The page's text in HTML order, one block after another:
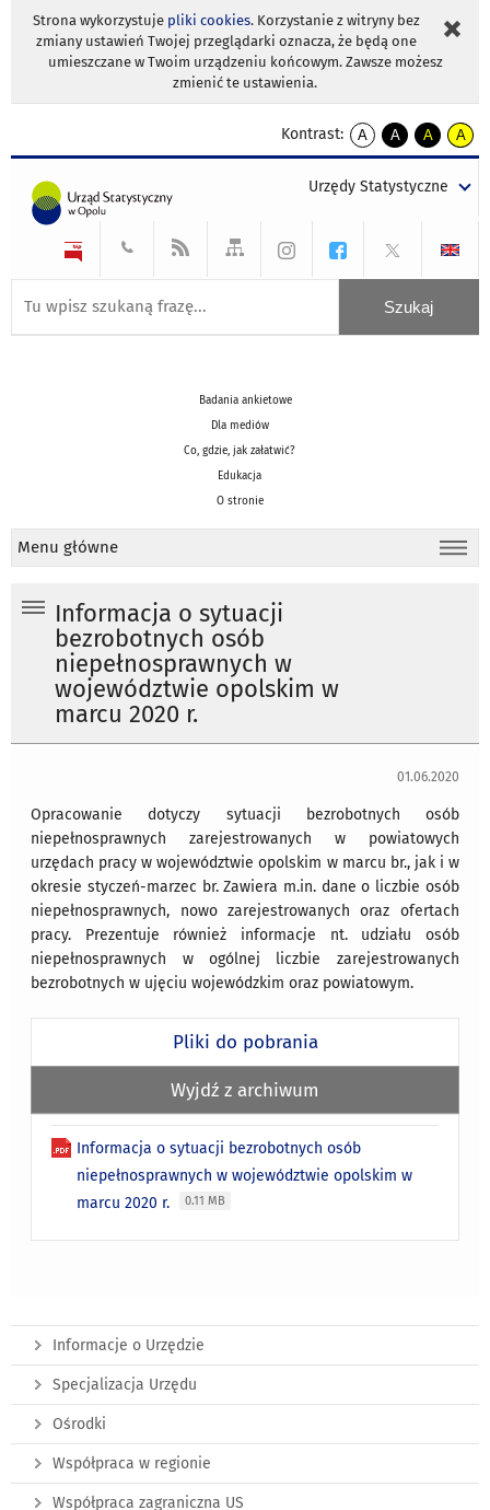
Strona wykorzystuje pliki cookies. Korzystanie z witryny bez
zmiany ustawień Twojej przeglądarki oznacza, że będą one
umieszczane w Twoim urządzeniu końcowym. Zawsze możesz
zmienić te ustawienia.
Kontrast:
A
kontrast
A
kontrast
tekst
czarnym
A
kontrast
tekst
czarnym
A
tekst
żółtym
Urzędy Statystyczne
Badania ankietowe
Dla mediów
Co, gdzie, jak załatwić?
Edukacja
O stronie
Menu główne
Informacja o sytuacji
bezrobotnych osób
niepełnosprawnych w
województwie opolskim w
marcu 2020 r.
01.06.2020
Opracowanie dotyczy sytuacji bezrobotnych osób
niepełnosprawnych zarejestrowanych w powiatowych
urzędach pracy w województwie opolskim w marcu br., jak i w
okresie styczeń-marzec br. Zawiera m.in. dane o liczbie osób
niepełnosprawnych, nowo zarejestrowanych oraz ofertach
pracy. Prezentuje również informacje nt. udziału osób
niepełnosprawnych w ogólnej liczbie zarejestrowanych
bezrobotnych w ujęciu wojewódzkim oraz powiatowym.
Pliki do pobrania
Wyjdź z archiwum
Informacja o sytuacji bezrobotnych osób
niepełnosprawnych w województwie opolskim w
marcu 2020 r.
0.11 MB
Informacje o Urzędzie
Specjalizacja Urzędu
Ośrodki
Współpraca w regionie
Współpraca zagraniczna US